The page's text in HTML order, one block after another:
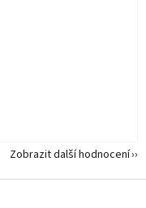
hvězdiček.
Zobrazit další hodnocení